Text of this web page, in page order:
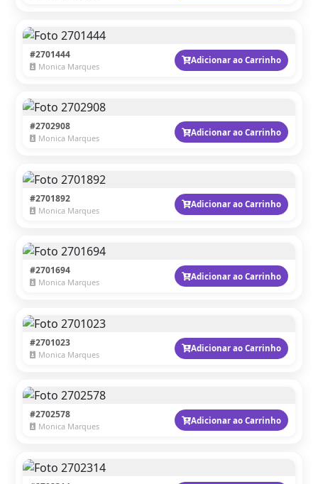
#2701444
Monica Marques
Adicionar ao Carrinho
#2702908
Monica Marques
Adicionar ao Carrinho
#2701892
Monica Marques
Adicionar ao Carrinho
#2701694
Monica Marques
Adicionar ao Carrinho
#2701023
Monica Marques
Adicionar ao Carrinho
#2702578
Monica Marques
Adicionar ao Carrinho